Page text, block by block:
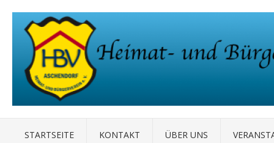
STARTSEITE KONTAKT ÜBER UNS